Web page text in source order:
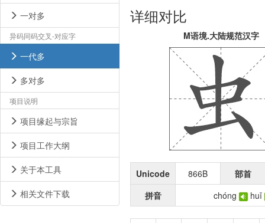
一对多
异码同码交叉-对应字
一代多
多对多
项目说明
项目缘起与宗旨
项目工作大纲
关于本工具
相关文件下载
详细对比
M语境.大陆规范汉字
Unicode 866B
部首
拼音
chóng huǐ